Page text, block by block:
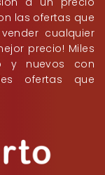
las ofertas que
cualquier
precio! Miles
y nuevos con
ofertas que